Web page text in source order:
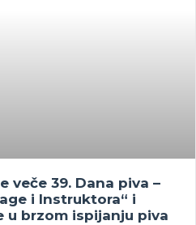
veče 39. Dana piva –
i Instruktora“ i
u brzom ispijanju piva